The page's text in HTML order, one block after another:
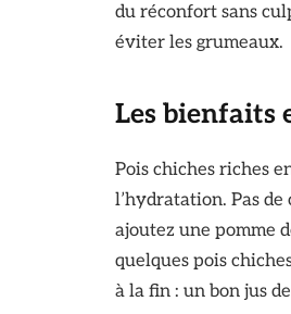
du réconfort sans
éviter les grumeaux.
Les bienfaits
Pois chiches riches
l’hydratation. Pas
ajoutez une pomme
quelques pois
à la fin : un bon jus